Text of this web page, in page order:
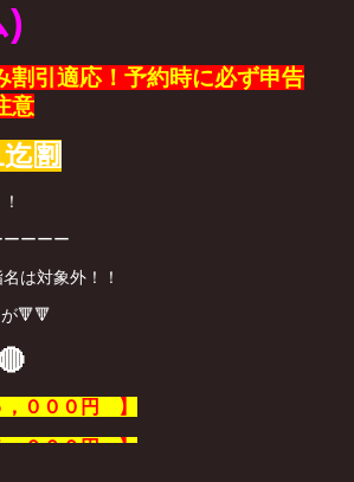
)
引適応！予約時に必ず申告
意
🈹
ーーー
は対象外！！
🔻🔻
０００円 】
０００円 】